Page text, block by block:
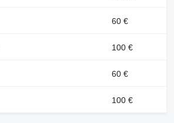
60 €
100 €
60 €
100 €